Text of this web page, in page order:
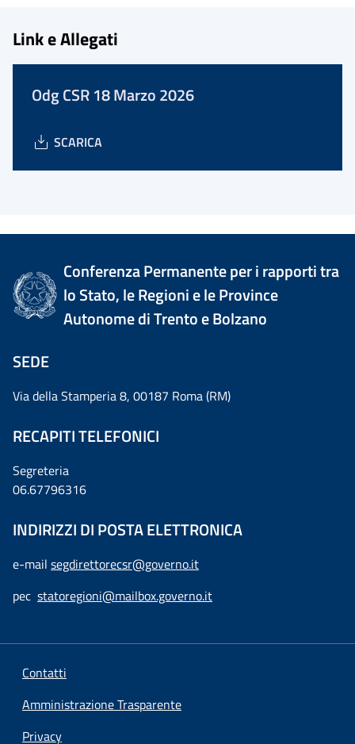
Link e Allegati
Odg CSR 18 Marzo 2026
SCARICA
Conferenza Permanente per i rapporti tra
lo Stato, le Regioni e le Province
Autonome di Trento e Bolzano
SEDE
Via della Stamperia 8, 00187 Roma (RM)
RECAPITI TELEFONICI
Segreteria
06.67796316
INDIRIZZI DI POSTA ELETTRONICA
e-mail segdirettorecsr@governo.it
pec statoregioni@mailbox.governo.it
Contatti
Amministrazione Trasparente
Privacy